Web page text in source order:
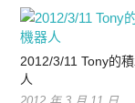
2012/3/11 Tony的
人